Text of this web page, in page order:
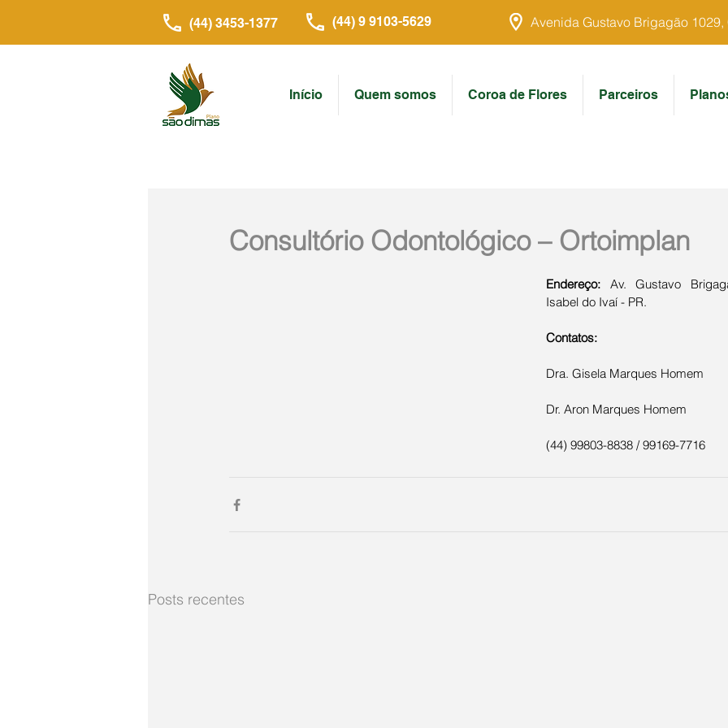
(44) 3453-1377 (44) 9 9103-5629 Avenida Gustavo Brigagão 1029,
Início Quem somos Coroa de Flores Parceiros
Consultório Odontológico – Ortoimplan
Endereço: Av. Gustavo
Isabel do Ivaí - PR.
Contatos:
Dra. Gisela Marques Homem
Dr. Aron Marques Homem
(44) 99803-8838 / 99169-7716
Posts recentes